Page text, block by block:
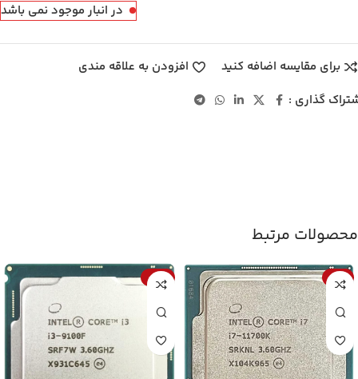
در انبار موجود نمی باشد
برای مقایسه اضافه کنید
افزودن به علاقه مندی
گذاری :
محصولات مرتبط
-11%
-15%